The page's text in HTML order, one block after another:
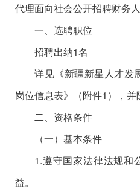
代理面向社会公开招聘财务人
一、选聘职位
招聘出纳1名
详见《新疆新星人才发
岗位信息表》（附件1），并
二、资格条件
（一）基本条件
1.遵守国家法律法规和
益。